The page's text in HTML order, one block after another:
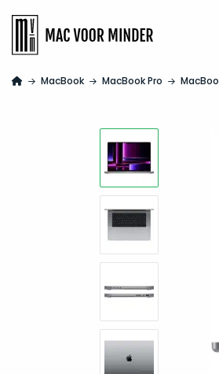
MacBook MacBook Pro